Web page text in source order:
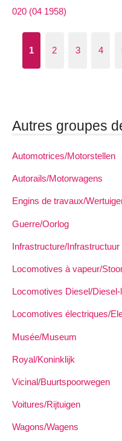
020 (04 1958)
1 2 3 4
Autres groupes
Automotrices/Motorstellen
Autorails/Motorwagens
Engins de travaux/
Guerre/Oorlog
Infrastructure/Infrastructuur
Locomotives à vapeur/
Locomotives Diesel/
Locomotives électriques/
Musée/Museum
Royal/Koninklijk
Vicinal/Buurtspoorwegen
Voitures/Rijtuigen
Wagons/Wagens